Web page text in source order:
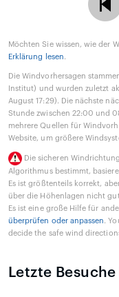
Möchten Sie wissen, wie der
Erklärung lesen.
Die Windvorhersagen
Institut) und wurden zuletzt
August 17:29). Die nächste
Stunde zwischen 22:00 und
mehrere Quellen für
Website, um größere
Die sicheren
Algorithmus bestimmt,
Es ist größtenteils korrekt,
über die Höhenlagen nicht
Es ist eine große Hilfe für
überprüfen oder anpassen.
decide the safe wind
Letzte